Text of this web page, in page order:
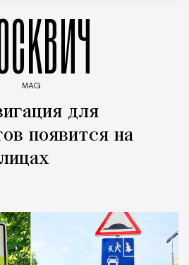
MAG
для
появится на